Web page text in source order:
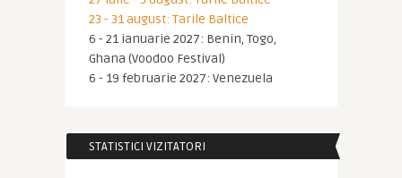
23 - 31 august: Tarile Baltice
6 - 21 ianuarie 2027: Benin, Togo,
Ghana (Voodoo Festival)
6 - 19 februarie 2027: Venezuela
STATISTICI VIZITATORI